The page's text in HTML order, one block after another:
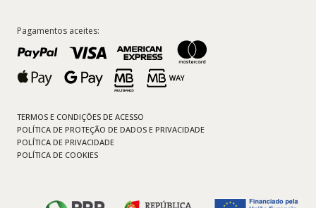
Pagamentos aceites:
TERMOS E CONDIÇÕES DE ACESSO
POLÍTICA DE PROTEÇÃO DE DADOS E PRIVACIDADE
POLÍTICA DE PRIVACIDADE
POLÍTICA DE COOKIES